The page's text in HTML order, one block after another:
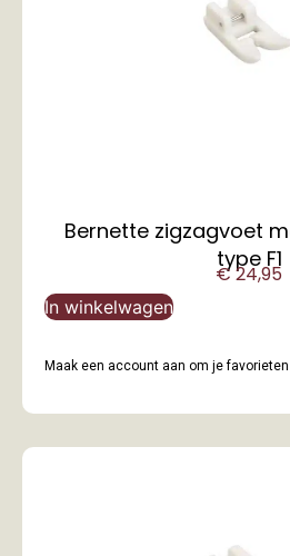
Bernette zigzagvoet
type F1
€24,95
In winkelwagen
Maak een account aan om je favorieten